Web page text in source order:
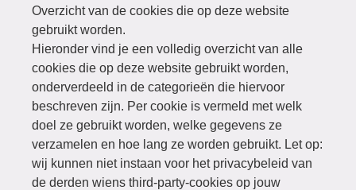
Overzicht van de cookies die op deze website
gebruikt worden.
Hieronder vind je een volledig overzicht van alle
cookies die op deze website gebruikt worden,
onderverdeeld in de categorieën die hiervoor
beschreven zijn. Per cookie is vermeld met welk
doel ze gebruikt worden, welke gegevens ze
verzamelen en hoe lang ze worden gebruikt. Let op:
wij kunnen niet instaan voor het privacybeleid van
de derden wiens third-party-cookies op jouw